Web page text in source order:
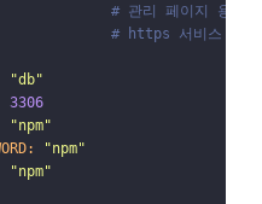
# 관리 페이지 용
# https 서비스 용
"db"
3306
"npm"
"npm"
"npm"